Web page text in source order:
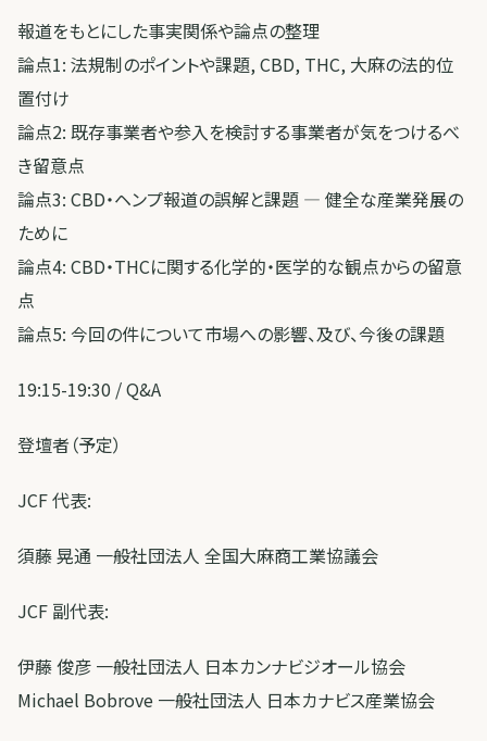
報道をもとにした事実関係や論点の整理
論点1: 法規制のポイントや課題, CBD, THC, 大麻の法的位
置付け
論点2: 既存事業者や参入を検討する事業者が気をつけるべ
き留意点
論点3: CBD・ヘンプ報道の誤解と課題 ― 健全な産業発展の
ために
論点4: CBD・THCに関する化学的・医学的な観点からの留意
点
論点5: 今回の件について市場への影響、及び、今後の課題
19:15-19:30 / Q&A
登壇者（予定）
JCF 代表:
須藤 晃通 一般社団法人 全国大麻商工業協議会
JCF 副代表:
伊藤 俊彦 一般社団法人 日本カンナビジオール協会
Michael Bobrove 一般社団法人 日本カナビス産業協会